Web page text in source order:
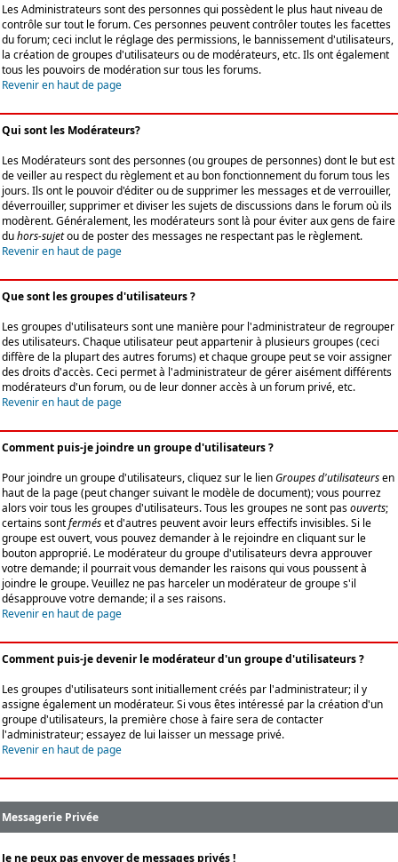
Les Administrateurs sont des personnes qui possèdent le plus haut niveau de
contrôle sur tout le forum. Ces personnes peuvent contrôler toutes les facettes
du forum; ceci inclut le réglage des permissions, le bannissement d'utilisateurs,
la création de groupes d'utilisateurs ou de modérateurs, etc. Ils ont également
tous les pouvoirs de modération sur tous les forums.
Revenir en haut de page
Qui sont les Modérateurs?
Les Modérateurs sont des personnes (ou groupes de personnes) dont le but est
de veiller au respect du règlement et au bon fonctionnement du forum tous les
jours. Ils ont le pouvoir d'éditer ou de supprimer les messages et de verrouiller,
déverrouiller, supprimer et diviser les sujets de discussions dans le forum où ils
modèrent. Généralement, les modérateurs sont là pour éviter aux gens de faire
duhors-sujetou de poster des messages ne respectant pas le règlement.
Revenir en haut de page
Que sont les groupes d'utilisateurs ?
Les groupes d'utilisateurs sont une manière pour l'administrateur de regrouper
des utilisateurs. Chaque utilisateur peut appartenir à plusieurs groupes (ceci
diffère de la plupart des autres forums) et chaque groupe peut se voir assigner
des droits d'accès. Ceci permet à l'administrateur de gérer aisément différents
modérateurs d'un forum, ou de leur donner accès à un forum privé, etc.
Revenir en haut de page
Comment puis-je joindre un groupe d'utilisateurs ?
Pour joindre un groupe d'utilisateurs, cliquez sur le lienGroupes d'utilisateursen
haut de la page (peut changer suivant le modèle de document); vous pourrez
alors voir tous les groupes d'utilisateurs. Tous les groupes ne sont pasouverts;
certains sontferméset d'autres peuvent avoir leurs effectifs invisibles. Si le
groupe est ouvert, vous pouvez demander à le rejoindre en cliquant sur le
bouton approprié. Le modérateur du groupe d'utilisateurs devra approuver
votre demande; il pourrait vous demander les raisons qui vous poussent à
joindre le groupe. Veuillez ne pas harceler un modérateur de groupe s'il
désapprouve votre demande; il a ses raisons.
Revenir en haut de page
Comment puis-je devenir le modérateur d'un groupe d'utilisateurs ?
Les groupes d'utilisateurs sont initiallement créés par l'administrateur; il y
assigne également un modérateur. Si vous êtes intéressé par la création d'un
groupe d'utilisateurs, la première chose à faire sera de contacter
l'administrateur; essayez de lui laisser un message privé.
Revenir en haut de page
Messagerie Privée
Je ne peux pas envoyer de messages privés !